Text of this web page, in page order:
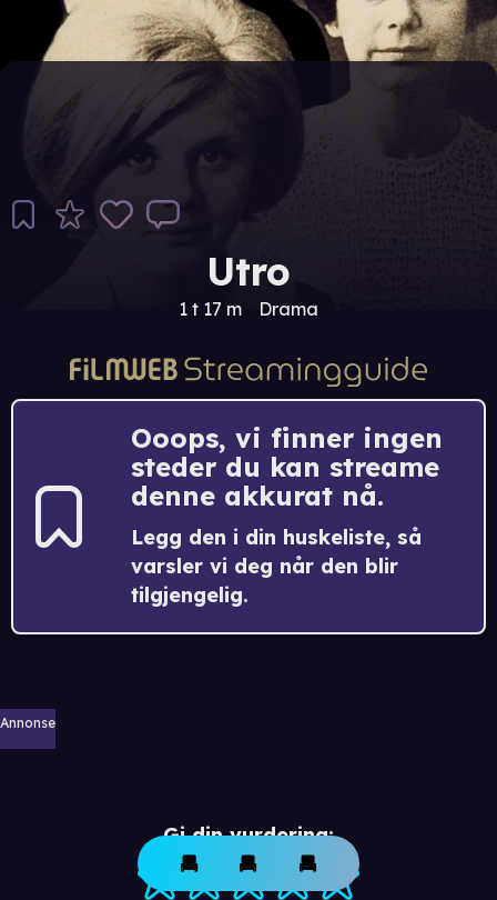
Utro
1 t 17 m Drama
Ooops, vi finner ingen
steder du kan streame
denne akkurat nå.
Legg den i din huskeliste, så
varsler vi deg når den blir
tilgjengelig.
Annonse
Gi din vurdering: